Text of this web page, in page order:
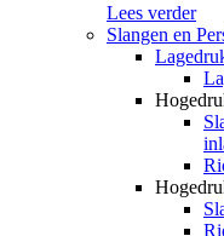
Lees verder
Slangen en